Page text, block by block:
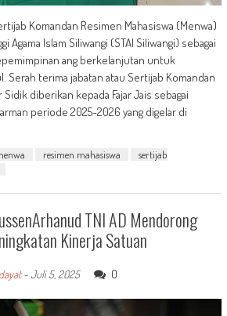
Komandan Resimen Mahasiswa (Menwa)
Agama Islam Siliwangi (STAI Siliwangi) sebagai
ang berkelanjutan untuk
Serah terima jabatan atau Sertijab Komandan
Sidik diberikan kepada Fajar Jais sebagai
periode 2025-2026 yang digelar di
resimen mahasiswa
sertijab
TNI AD Mendorong
Kinerja Satuan
-Juli 5, 2025 0